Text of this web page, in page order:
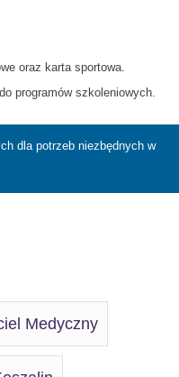
oraz karta sportowa.
programów szkoleniowych.
dla potrzeb niezbędnych w
Medyczny